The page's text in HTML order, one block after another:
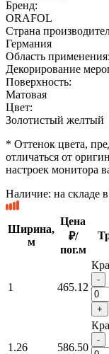
Бренд:
ORAFOL
Страна
Германия
Область применения:
Декорирование
Поверхность:
Матовая
Цвет:
Золотистый желтый
* Оттенок цвета,
отличаться от
настроек монитора
Наличие: на складе
Ширина,
м
Цена
₽/
пог.м
1 465.12
-
+
1.26 586.50
-